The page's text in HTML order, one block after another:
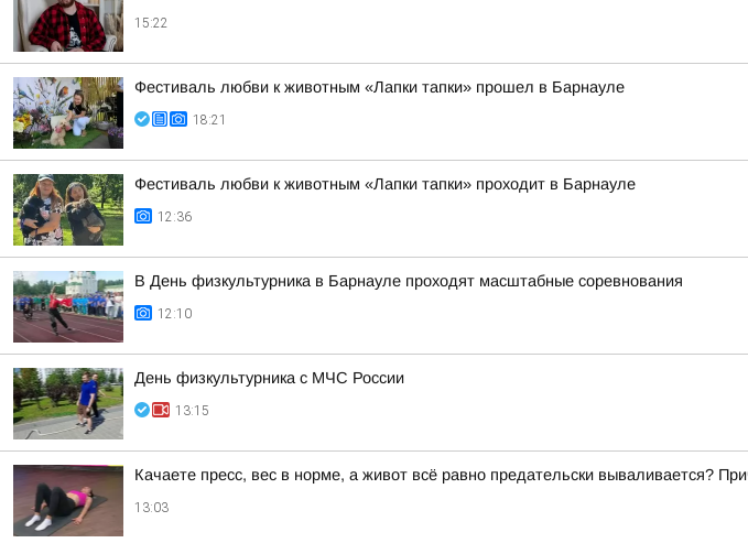
15:22
Фестиваль любви к животным «Лапки тапки» прошел в Барнауле
18:21
Фестиваль любви к животным «Лапки тапки» проходит в Барнауле
12:36
В День физкультурника в Барнауле проходят масштабные соревнования
12:10
День физкультурника с МЧС России
13:15
Качаете пресс, вес в норме, а живот всё равно предательски вываливается?
13:03